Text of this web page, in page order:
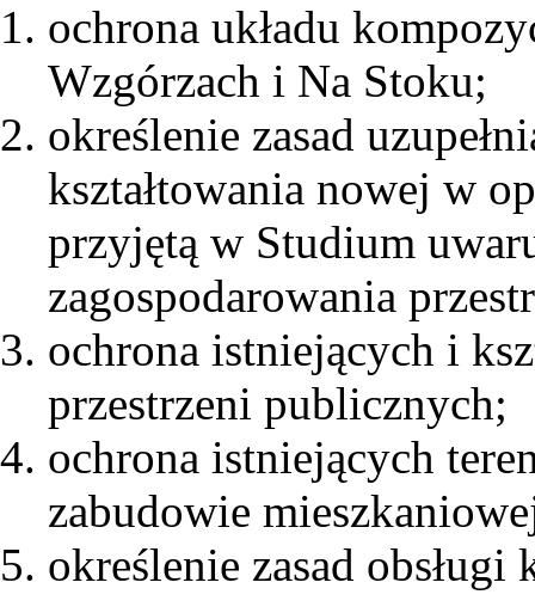
ochrona układu
Wzgórzach i Na Stoku;
określenie zasad
kształtowania nowej w
przyjętą w Studium
zagospodarowania
ochrona istniejących i
przestrzeni publicznych;
ochrona istniejących
zabudowie
określenie zasad